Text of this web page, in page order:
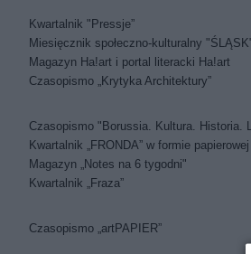
Kwartalnik "Pressje”
Miesięcznik społeczno-kulturalny
Magazyn Ha!art i portal literacki Ha!art
Czasopismo „Krytyka Architektury”
Czasopismo "Borussia. Kultura. Historia.
Kwartalnik „FRONDA” w formie
Magazyn „Notes na 6 tygodni"
Kwartalnik „Fraza”
Czasopismo „artPAPIER”